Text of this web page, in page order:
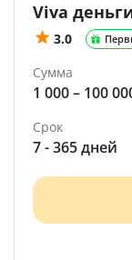
Viva
3.0
Сумма
1 000 – 100
Срок
7 - 365 дней